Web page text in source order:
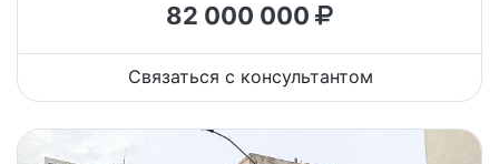
82 000 000
Связаться с консультантом